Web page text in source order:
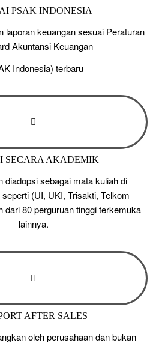
PSAK INDONESIA
laporan keuangan sesuai Peraturan
Akuntansi Keuangan
Indonesia) terbaru
SECARA AKADEMIK
diadopsi sebagai mata kuliah di
(UI, UKI, Trisakti, Telkom
dari 80 perguruan tinggi terkemuka
lainnya.
AFTER SALES
oleh perusahaan dan bukan